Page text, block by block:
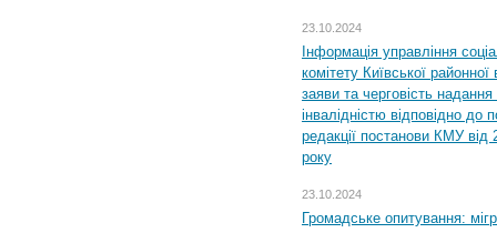
23.10.2024
Інформація управління
комітету Київської
заяви та черговість надання
інвалідністю відповідно
редакції постанови КМУ
року
23.10.2024
Громадське опитування: